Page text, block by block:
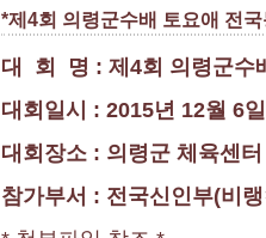
*제4회 의령군수배 토요애 전
대 회 명 : 제4회 의령군수
대회일시 : 2015년 12월 6
대회장소 : 의령군 체육센
참가부서 : 전국신인부(비